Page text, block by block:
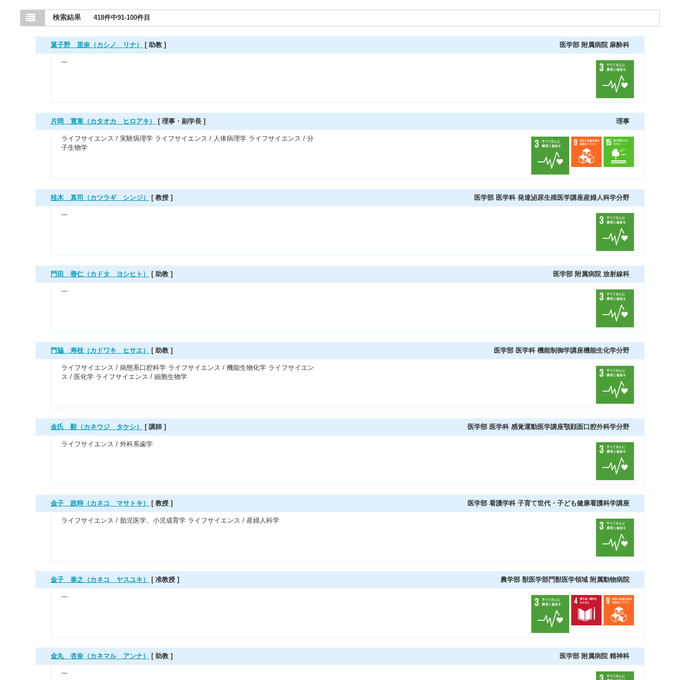
検索結果 418件中91-100件目
菓子野 里奈（カシノ リナ） [ 助教 ] 医学部 附属病院 麻酔科
---
片岡 寛章（カタオカ ヒロアキ） [ 理事・副学長 ] 理事
ライフサイエンス / 実験病理学 ライフサイエンス / 人体病理学 ライフサイエンス / 分
子生物学
桂木 真司（カツラギ シンジ） [ 教授 ] 医学部 医学科 発達泌尿生殖医学講座産婦人科学分野
---
門田 善仁（カドタ ヨシヒト） [ 助教 ] 医学部 附属病院 放射線科
---
門脇 寿枝（カドワキ ヒサエ） [ 助教 ] 医学部 医学科 機能制御学講座機能生化学分野
ライフサイエンス / 病態系口腔科学 ライフサイエンス / 機能生物化学 ライフサイエン
ス / 医化学 ライフサイエンス / 細胞生物学
金氏 毅（カネウジ タケシ） [ 講師 ] 医学部 医学科 感覚運動医学講座顎顔面口腔外科学分野
ライフサイエンス / 外科系歯学
金子 政時（カネコ マサトキ） [ 教授 ] 医学部 看護学科 子育て世代・子ども健康看護科学講座
ライフサイエンス / 胎児医学、小児成育学 ライフサイエンス / 産婦人科学
金子 泰之（カネコ ヤスユキ） [ 准教授 ] 農学部 獣医学部門獣医学領域 附属動物病院
---
金丸 杏奈（カネマル アンナ） [ 助教 ] 医学部 附属病院 精神科
---